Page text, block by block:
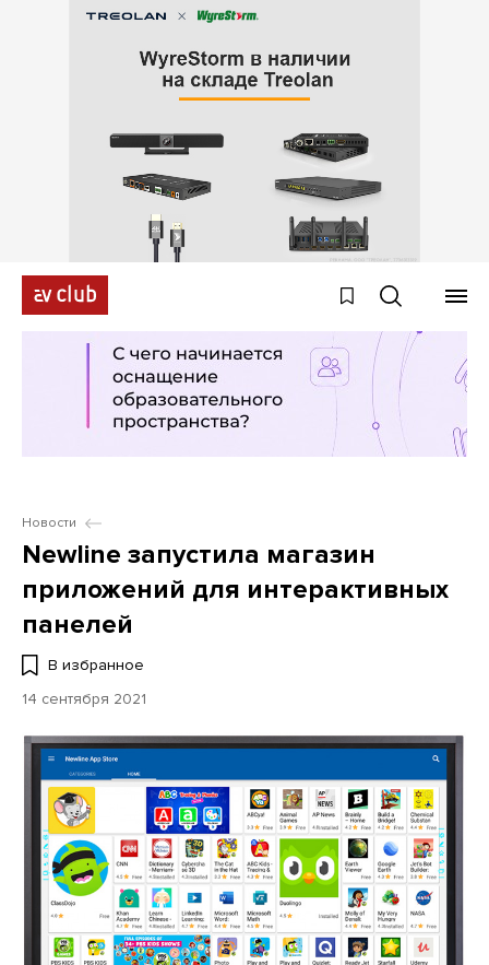
Новости
Newline запустила магазин
приложений для интерактивных
панелей
В избранное
14 сентября 2021